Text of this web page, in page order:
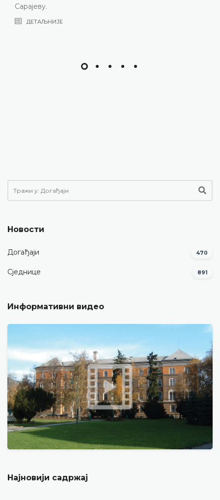
Новости
Догађаји 470
Сједнице 891
Информативни видео
Најновији садржај